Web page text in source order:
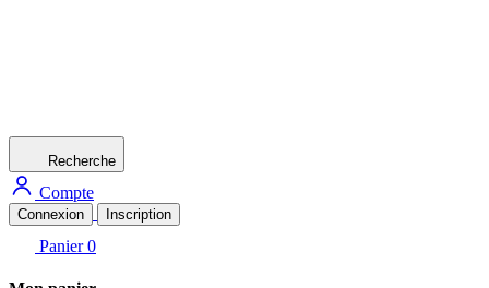
Recherche
Compte
Connexion Inscription
Panier 0